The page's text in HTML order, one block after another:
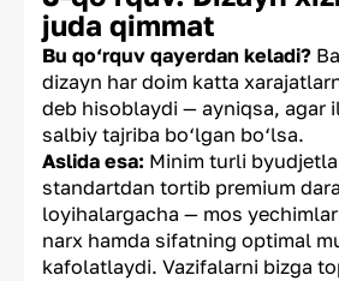
juda qimmat
Bu qo‘rquv qayerdan keladi?
dizayn har doim katta
deb hisoblaydi — ayniqsa, agar
salbiy tajriba bo‘lgan bo‘lsa.
Aslida esa: Minim turli
standartdan tortib premium
loyihalargacha — mos
narx hamda sifatning optimal
kafolatlaydi. Vazifalarni bizga